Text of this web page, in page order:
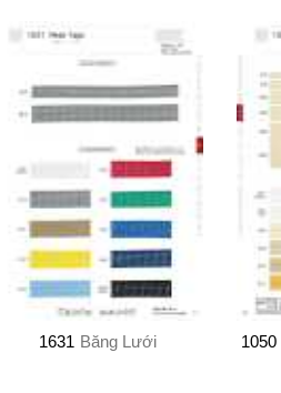
1631 Băng Lưới 1050